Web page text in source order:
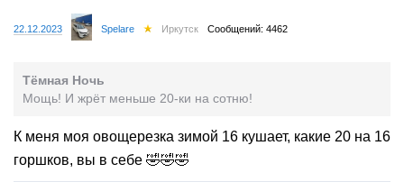
22.12.2023 Spelare Иркутск Сообщений: 4462
Тёмная Ночь
Мощь! И жрёт меньше 20-ки на сотню!
К меня моя овощерезка зимой 16 кушает, какие 20 на 16
горшков, вы в себе 🤣🤣🤣